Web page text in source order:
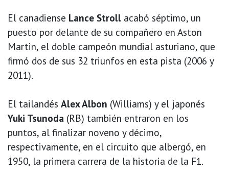
El canadiense Lance Stroll acabó séptimo, un
puesto por delante de su compañero en Aston
Martin, el doble campeón mundial asturiano, que
firmó dos de sus 32 triunfos en esta pista (2006 y
2011).
El tailandés Alex Albon (Williams) y el japonés
Yuki Tsunoda (RB) también entraron en los
puntos, al finalizar noveno y décimo,
respectivamente, en el circuito que albergó, en
1950, la primera carrera de la historia de la F1.